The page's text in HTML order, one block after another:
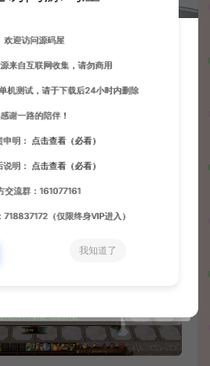
欢迎访问源码屋
来自互联网收集，请勿商用
机测试，请于下载后24小时内删除
感谢一路的陪伴！
明： 点击查看（必看）
明： 点击查看（必看）
交流群：161077161
（仅限终身VIP进入）
我知道了